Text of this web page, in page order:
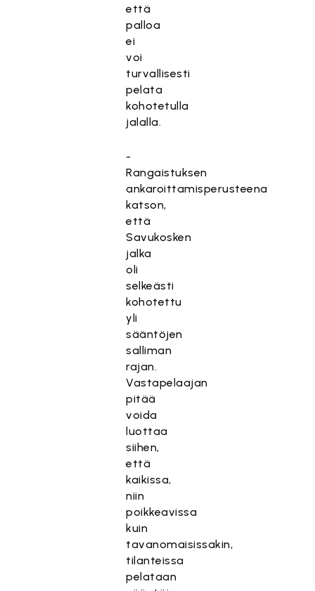
että
palloa
ei
voi
turvallisesti
pelata
kohotetulla
jalalla.
-
Rangaistuksen
ankaroittamisperusteena
katson,
että
Savukosken
jalka
oli
selkeästi
kohotettu
yli
sääntöjen
salliman
rajan.
Vastapelaajan
pitää
voida
luottaa
siihen,
että
kaikissa,
niin
poikkeavissa
kuin
tavanomaisissakin,
tilanteissa
pelataan